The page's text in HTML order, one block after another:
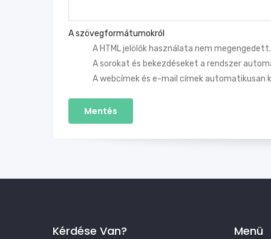
A szövegformátumokról
A HTML jelölők használata nem megengedett.
A sorokat és bekezdéseket a rendszer
A webcímek és e-mail címek
Kérdése Van? Menü